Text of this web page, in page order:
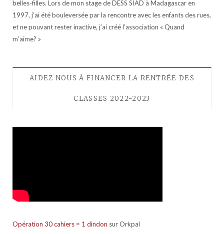
belles-filles. Lors de mon stage de DESS SIAD à Madagascar en
1997, j’ai été bouleversée par la rencontre avec les enfants des rues,
et ne pouvant rester inactive, j’ai créé l’association « Quand
m’aime? »
AIDEZ NOUS À FINANCER LA RENTRÉE DES
CLASSES 2022-2023
Opération 30 cahiers = 1 dindon sur Orkpal